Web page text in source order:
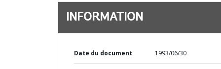
INFORMATION
Date du document 1993/06/30